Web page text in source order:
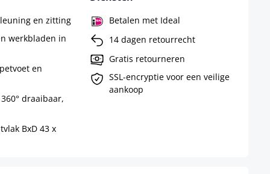
en zitting
werkbladen in
en
draaibaar,
BxD 43 x
Betalen met Ideal
14 dagen retourrecht
Gratis retourneren
SSL-encryptie voor een veilige
aankoop